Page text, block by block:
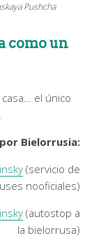
Pushcha
como un
el único
Bielorrusia:
(servicio de
nooficiales)
(autostop a
la bielorrusa)